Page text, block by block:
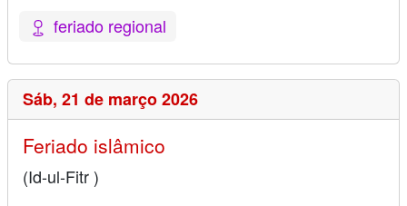
feriado regional
Sáb, 21 de março 2026
Feriado islâmico
(Id-ul-Fitr )